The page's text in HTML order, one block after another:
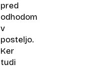
pred
odhodom
v
posteljo.
Ker
tudi